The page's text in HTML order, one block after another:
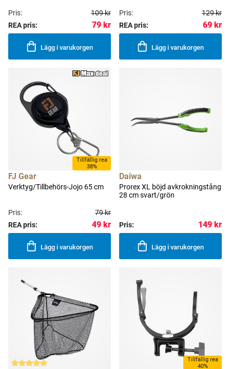
Pris:
109 kr
REA pris:
79 kr
Lägg i varukorgen
Pris:
129 kr
REA pris:
69 kr
Lägg i varukorgen
Tillfällig rea
38%
FJ Gear
Verktyg/Tillbehörs-Jojo 65 cm
Pris:
79 kr
REA pris:
49 kr
Lägg i varukorgen
Daiwa
Prorex XL böjd avkrokningstång
28 cm svart/grön
Pris: 149 kr
Lägg i varukorgen
Tillfällig rea
40%